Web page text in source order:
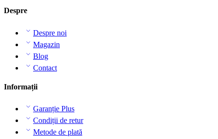
Despre
Despre noi
Magazin
Blog
Contact
Informații
Garanție Plus
Condiții de retur
Metode de plată